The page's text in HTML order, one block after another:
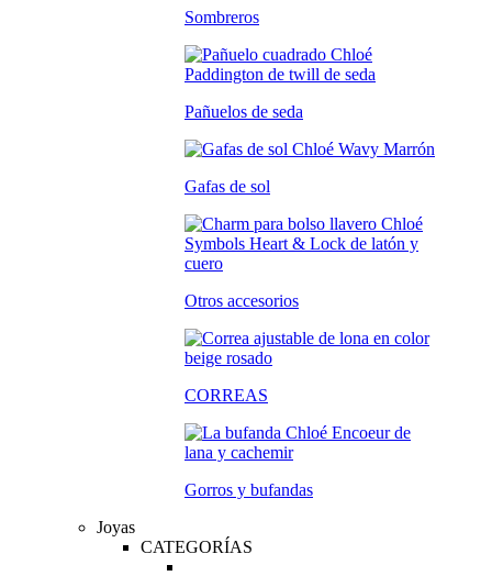
Sombreros
Pañuelos de seda
Gafas de sol
Otros accesorios
CORREAS
Gorros y bufandas
Joyas
CATEGORÍAS